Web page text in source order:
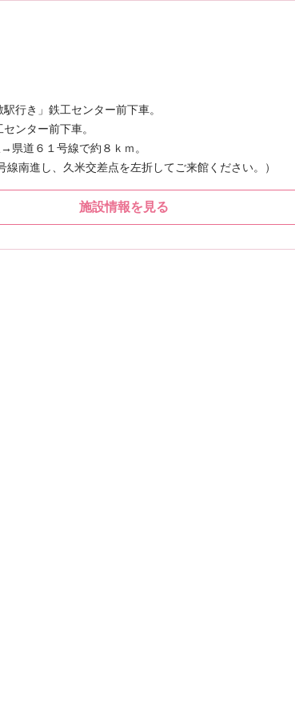
行き」鉄工センター前下車。
ンター前下車。
県道６１号線で約８ｋｍ。
南進し、久米交差点を左折してご来館ください。）
施設情報を見る